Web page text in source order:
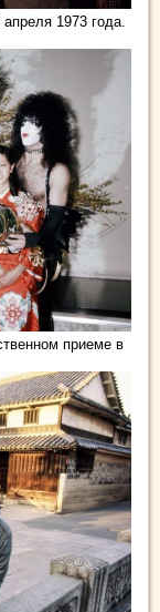
1973 года.
приеме в